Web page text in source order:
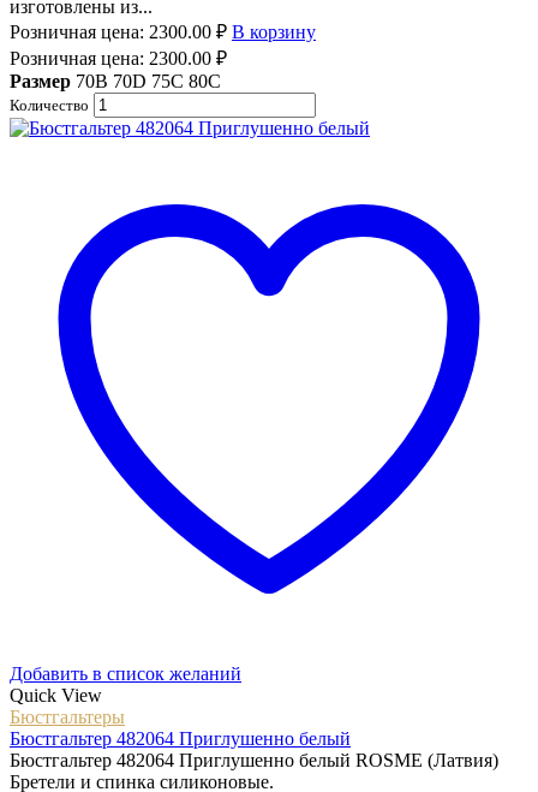
изготовлены из...
Розничная цена: 2300.00 ₽ В корзину
Розничная цена: 2300.00 ₽
Размер 70B 70D 75C 80C
Количество
Добавить в список желаний
Quick View
Бюстгальтеры
Бюстгальтер 482064 Приглушенно белый
Бюстгальтер 482064 Приглушенно белый ROSME (Латвия)
Бретели и спинка силиконовые.